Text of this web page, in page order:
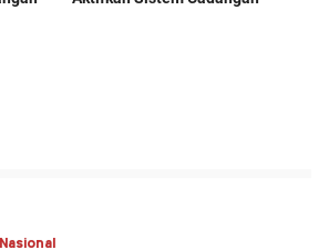
Nasional